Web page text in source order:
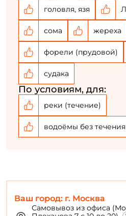
Ваш город: г. Москва
Самовывоз из офиса
головля, язя
сома жереха
форели (прудовой)
судака
По условиям, для:
реки (течение)
водоёмы без течения
У меня уже